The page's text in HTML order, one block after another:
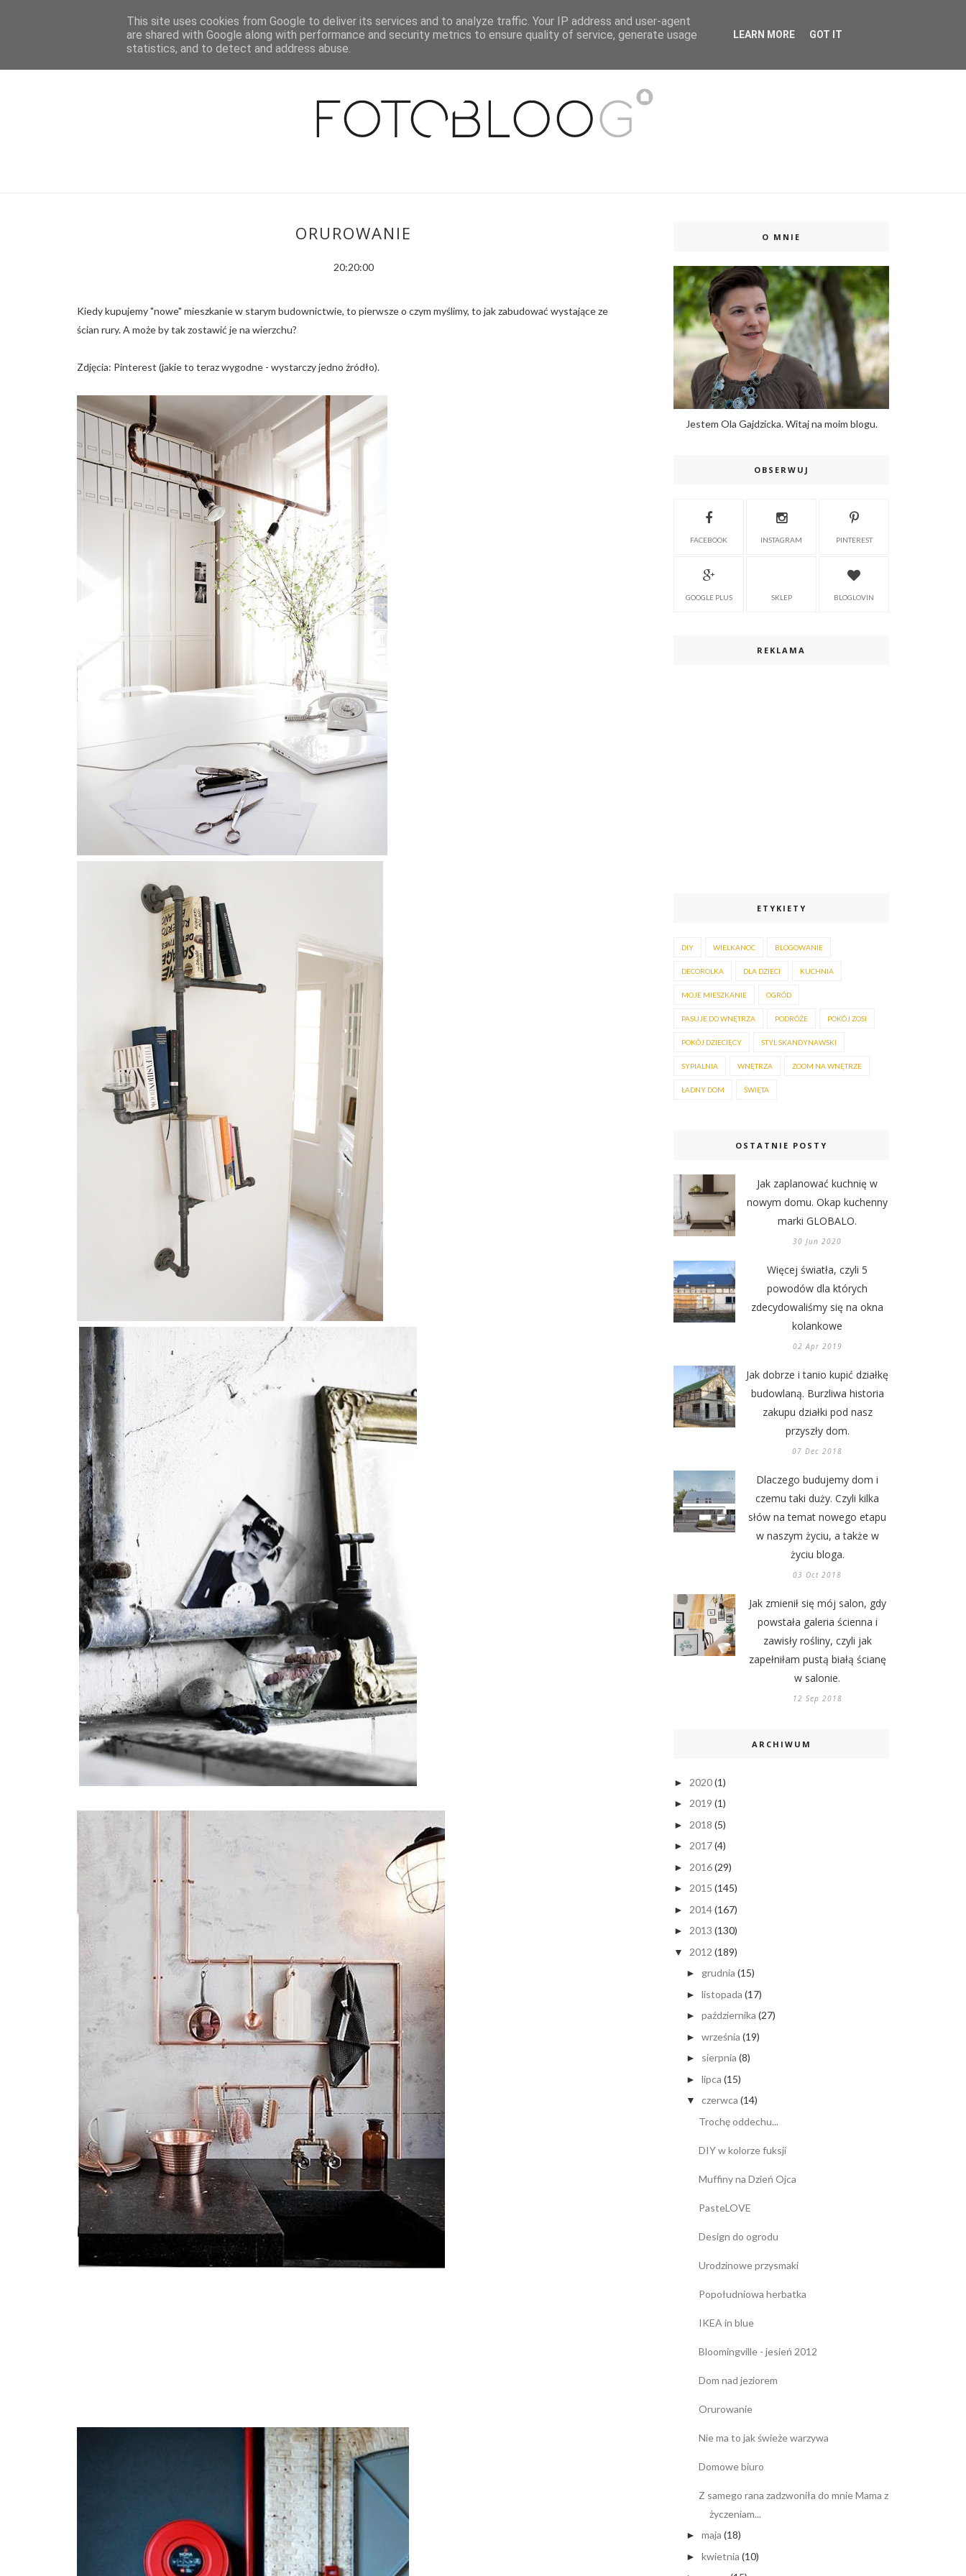
BLOG O MNIE WSPÓŁPRACA MOJE MIESZKANIE PUBLIKACJE ISSUU
ORUROWANIE
20:20:00
Kiedy kupujemy "nowe" mieszkanie w starym budownictwie, to pierwsze o czym myślimy, to jak zabudować wystające ze
ścian rury. A może by tak zostawić je na wierzchu?
Zdjęcia: Pinterest (jakie to teraz wygodne - wystarczy jedno źródło).
O MNIE
Jestem Ola Gajdzicka. Witaj na moim blogu.
OBSERWUJ
FACEBOOK INSTAGRAM PINTEREST
GOOGLE PLUS SKLEP BLOGLOVIN
REKLAMA
ETYKIETY
DIY WIELKANOC BLOGOWANIE
DECOROLKA DLA DZIECI KUCHNIA
MOJE MIESZKANIE OGRÓD
PASUJE DO WNĘTRZA PODRÓŻE POKÓJ ZOSI
POKÓJ DZIECIĘCY STYL SKANDYNAWSKI
SYPIALNIA WNĘTRZA ZOOM NA WNĘTRZE
ŁADNY DOM ŚWIĘTA
OSTATNIE POSTY
Jak zaplanować kuchnię w
nowym domu. Okap kuchenny
marki GLOBALO.
30 Jun 2020
Więcej światła, czyli 5
powodów dla których
zdecydowaliśmy się na okna
kolankowe
02 Apr 2019
Jak dobrze i tanio kupić działkę
budowlaną. Burzliwa historia
zakupu działki pod nasz
przyszły dom.
07 Dec 2018
Dlaczego budujemy dom i
czemu taki duży. Czyli kilka
słów na temat nowego etapu
w naszym życiu, a także w
życiu bloga.
03 Oct 2018
Jak zmienił się mój salon, gdy
powstała galeria ścienna i
zawisły rośliny, czyli jak
zapełniłam pustą białą ścianę
w salonie.
12 Sep 2018
ARCHIWUM
► 2020(1)
► 2019 (1)
► 2018 (5)
► 2017(4)
► 2016(29)
► 2015 (145)
► 2014(167)
► 2013 (130)
▼ 2012 (189)
► grudnia (15)
► listopada (17)
► października (27)
► września (19)
► sierpnia (8)
► lipca (15)
▼ czerwca (14)
Trochę oddechu...
DIY w kolorze fuksji
Muffiny na Dzień Ojca
PasteLOVE
Design do ogrodu
Urodzinowe przysmaki
Popołudniowa herbatka
IKEA in blue
Bloomingville - jesień 2012
Dom nad jeziorem
Orurowanie
Nie ma to jak świeże warzywa
Domowe biuro
Z samego rana zadzwoniła do mnie Mama z
życzeniam...
► maja (18)
► kwietnia (10)
This site uses cookies from Google to deliver its services and to analyze traffic. Your IP address and user-agent
are shared with Google along with performance and security metrics to ensure quality of service, generate usage
statistics, and to detect and address abuse.
LEARN MORE GOT IT